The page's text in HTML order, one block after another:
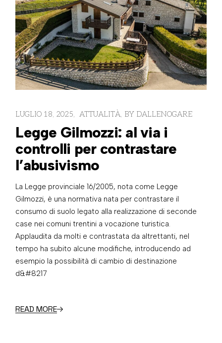
LUGLIO 18, 2025 ATTUALITÀ BY DALLENOGARE
Legge Gilmozzi: al via i
controlli per contrastare
l’abusivismo
La Legge provinciale 16/2005, nota come Legge
Gilmozzi, è una normativa nata per contrastare il
consumo di suolo legato alla realizzazione di seconde
case nei comuni trentini a vocazione turistica.
Applaudita da molti e contrastata da altrettanti, nel
tempo ha subito alcune modifiche, introducendo ad
esempio la possibilità di cambio di destinazione
d&#8217
READ MORE